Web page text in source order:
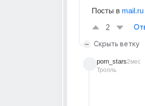
Посты в mail.ru
2
Скрыть ветку
porn_stars
Тролль
2мес